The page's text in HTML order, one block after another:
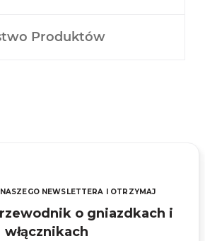
Produktów
NEWSLETTERA I OTRZYMAJ
o gniazdkach i
włącznikach